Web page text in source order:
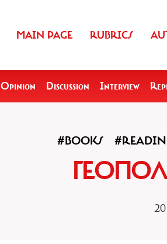
MAIN PAGE RUBRICS
Opinion Discussion Interview
#BOOKS